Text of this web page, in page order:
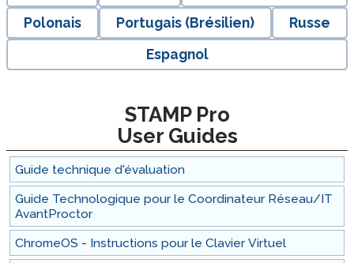
Polonais
Portugais (Brésilien)
Russe
Espagnol
STAMP Pro
User Guides
Guide technique d'évaluation
Guide Technologique pour le Coordinateur Réseau/IT
AvantProctor
ChromeOS - Instructions pour le Clavier Virtuel